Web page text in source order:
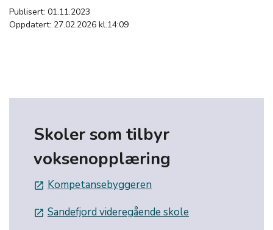
Publisert: 01.11.2023
Oppdatert: 27.02.2026 kl.14:09
Skoler som tilbyr
voksenopplæring
launch Kompetansebyggeren
launch Sandefjord videregående skole